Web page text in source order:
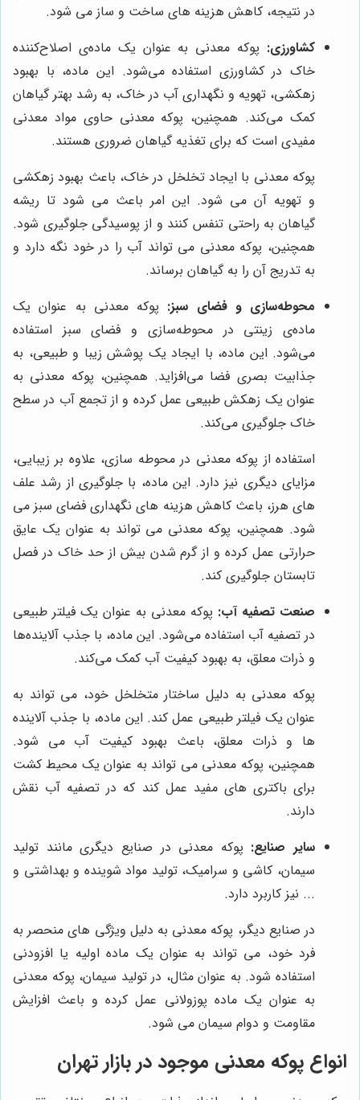
در نتیجه، کاهش هزینه های ساخت و ساز می شود.
کشاورزی: پوکه معدنی به عنوان یک ماده‌ی اصلاح‌کننده
خاک در کشاورزی استفاده می‌شود. این ماده، با بهبود
زهکشی، تهویه و نگهداری آب در خاک، به رشد بهتر گیاهان
کمک می‌کند. همچنین، پوکه معدنی حاوی مواد معدنی
مفیدی است که برای تغذیه گیاهان ضروری هستند.
پوکه معدنی با ایجاد تخلخل در خاک، باعث بهبود زهکشی
و تهویه آن می شود. این امر باعث می شود تا ریشه
گیاهان به راحتی تنفس کنند و از پوسیدگی جلوگیری شود.
همچنین، پوکه معدنی می تواند آب را در خود نگه دارد و
به تدریج آن را به گیاهان برساند.
محوطه‌سازی و فضای سبز: پوکه معدنی به عنوان یک
ماده‌ی زینتی در محوطه‌سازی و فضای سبز استفاده
می‌شود. این ماده، با ایجاد یک پوشش زیبا و طبیعی، به
جذابیت بصری فضا می‌افزاید. همچنین، پوکه معدنی به
عنوان یک زهکش طبیعی عمل کرده و از تجمع آب در سطح
خاک جلوگیری می‌کند.
استفاده از پوکه معدنی در محوطه سازی، علاوه بر زیبایی،
مزایای دیگری نیز دارد. این ماده، با جلوگیری از رشد علف
های هرز، باعث کاهش هزینه های نگهداری فضای سبز می
شود. همچنین، پوکه معدنی می تواند به عنوان یک عایق
حرارتی عمل کرده و از گرم شدن بیش از حد خاک در فصل
تابستان جلوگیری کند.
صنعت تصفیه آب: پوکه معدنی به عنوان یک فیلتر طبیعی
در تصفیه آب استفاده می‌شود. این ماده، با جذب آلاینده‌ها
و ذرات معلق، به بهبود کیفیت آب کمک می‌کند.
پوکه معدنی به دلیل ساختار متخلخل خود، می تواند به
عنوان یک فیلتر طبیعی عمل کند. این ماده، با جذب آلاینده
ها و ذرات معلق، باعث بهبود کیفیت آب می شود.
همچنین، پوکه معدنی می تواند به عنوان یک محیط کشت
برای باکتری های مفید عمل کند که در تصفیه آب نقش
دارند.
سایر صنایع: پوکه معدنی در صنایع دیگری مانند تولید
سیمان، کاشی و سرامیک، تولید مواد شوینده و بهداشتی و
... نیز کاربرد دارد.
در صنایع دیگر، پوکه معدنی به دلیل ویژگی های منحصر به
فرد خود، می تواند به عنوان یک ماده اولیه یا افزودنی
استفاده شود. به عنوان مثال، در تولید سیمان، پوکه معدنی
به عنوان یک ماده پوزولانی عمل کرده و باعث افزایش
مقاومت و دوام سیمان می شود.
انواع پوکه معدنی موجود در بازار تهران